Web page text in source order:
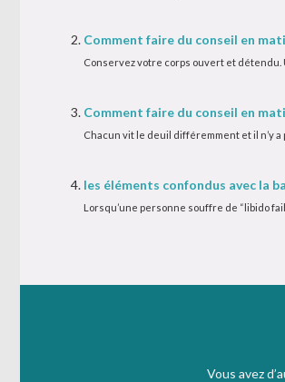
Comment faire du conseil en
Conservez votre corps ouvert et détendu.
Comment faire du conseil en
Chacun vit le deuil différemment et il n’y a
les éléments confondus avec la
Lorsqu’une personne souffre de “libido
Vous avez